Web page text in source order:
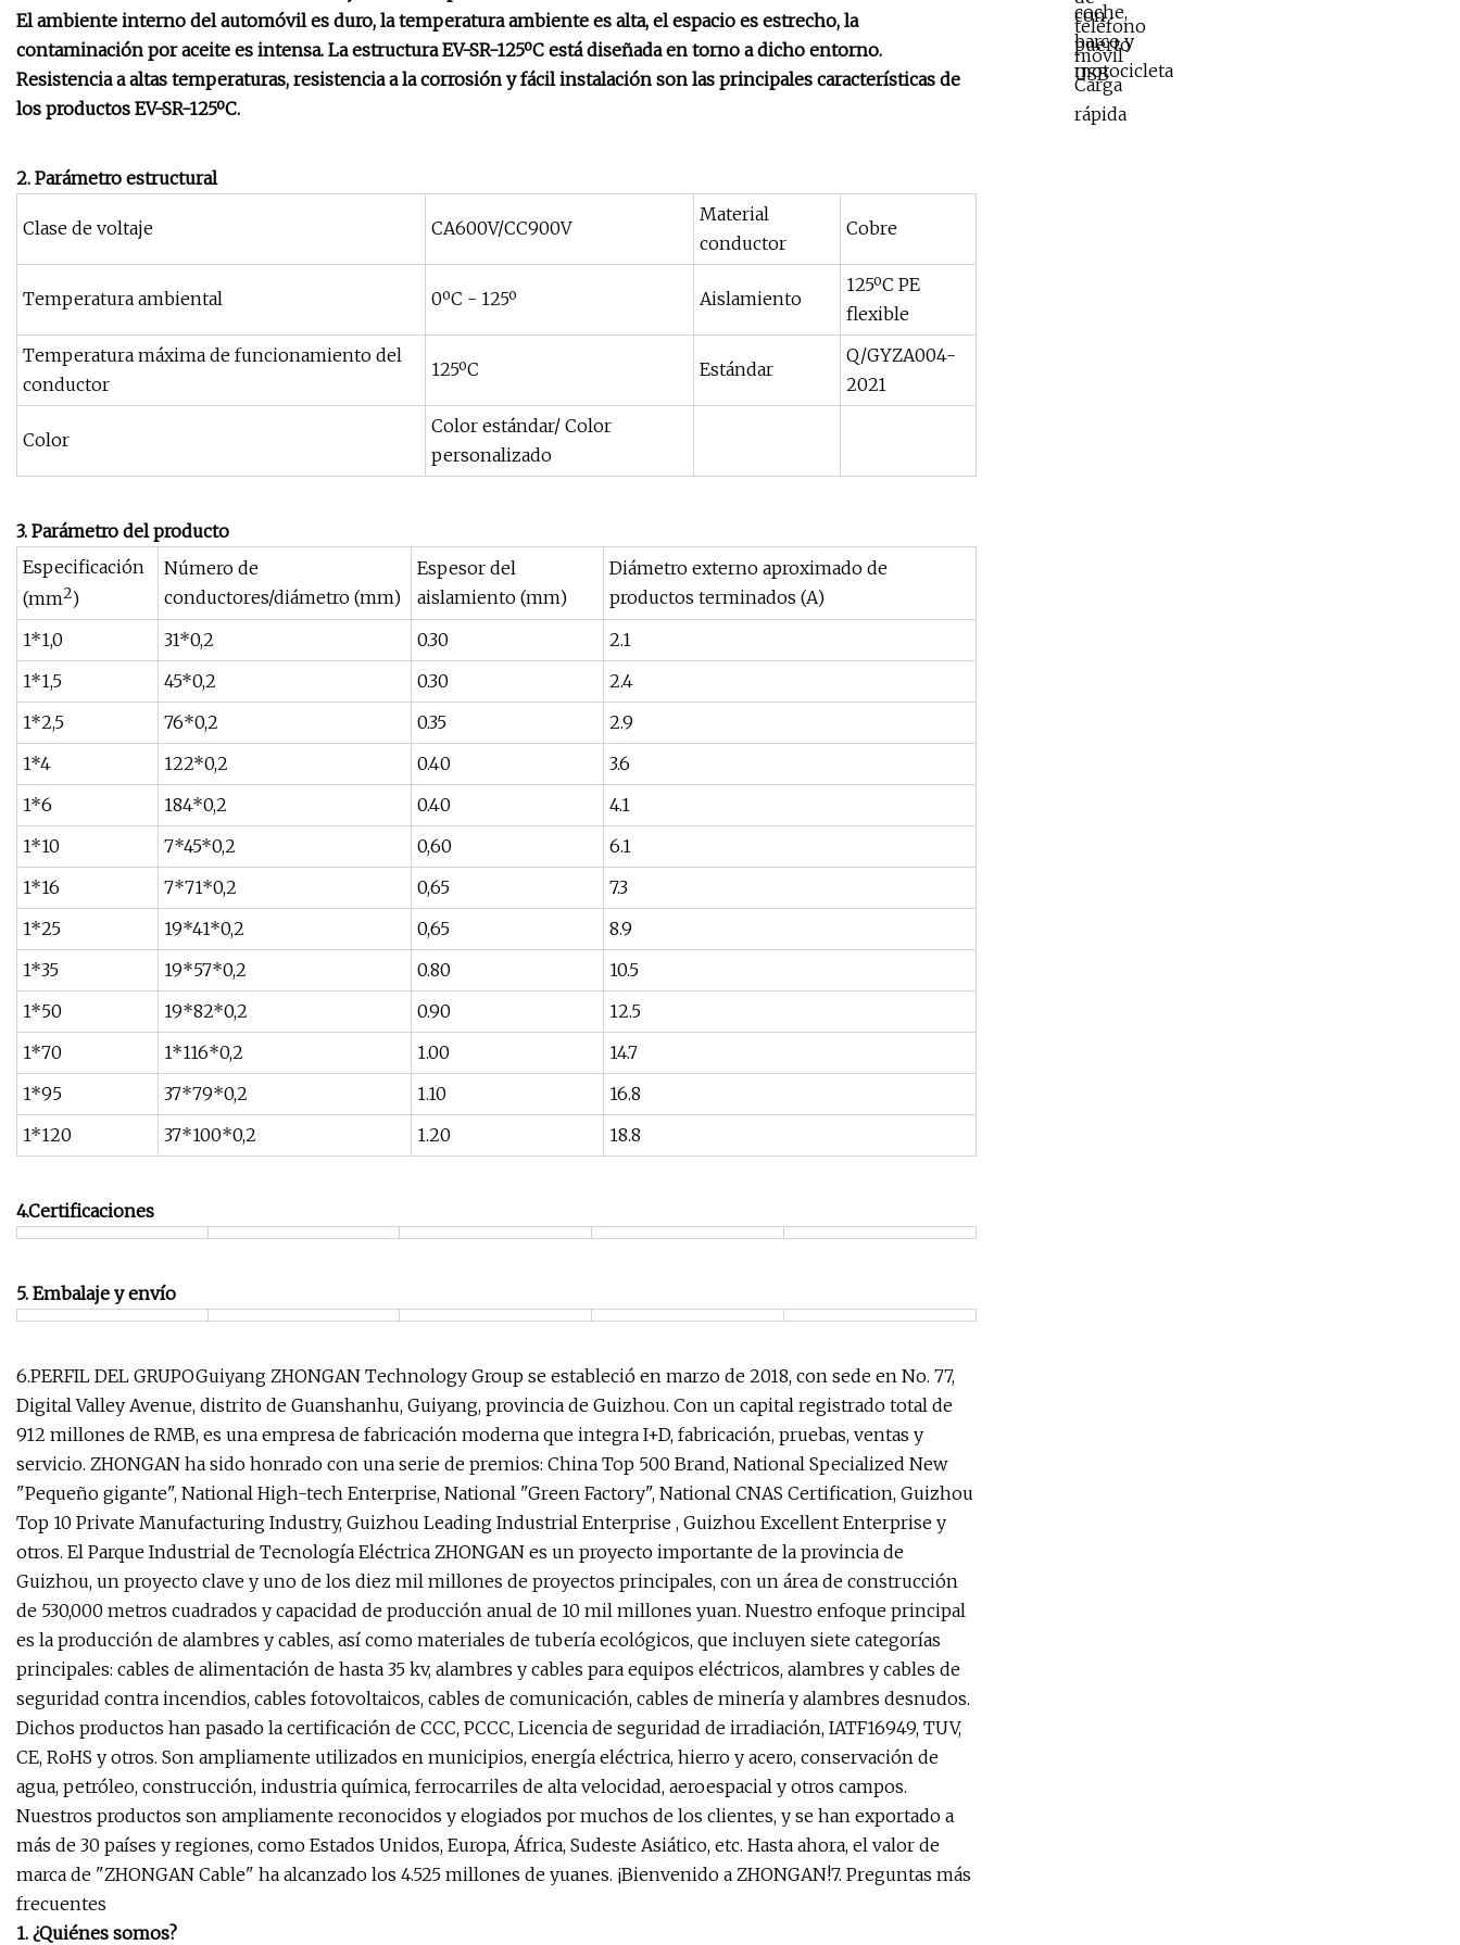
El ambiente interno del automóvil es duro, la temperatura ambiente es alta, el espacio es estrecho, la
contaminación por aceite es intensa. La estructura EV-SR-125ºC está diseñada en torno a dicho entorno.
Resistencia a altas temperaturas, resistencia a la corrosión y fácil instalación son las principales características de
los productos EV-SR-125ºC.
2. Parámetro estructural
Clase de voltaje CA600V/CC900V
Material
conductor
Cobre
Temperatura ambiental 0ºC - 125º Aislamiento
125ºC PE
flexible
Temperatura máxima de funcionamiento del
conductor
125ºC Estándar
Q/GYZA004-
2021
Color
Color estándar/ Color
personalizado
3. Parámetro del producto
Especificación
(mm2)
Número de
conductores/diámetro (mm)
Espesor del
aislamiento (mm)
Diámetro externo aproximado de
productos terminados (A)
1*1,0
31*0,2 0.30
2.1
1*1,5
45*0,2 0.30
2.4
1*2,5
76*0,2 0.35
2.9
1*4
122*0,2 0.40
3.6
1*6
184*0,2 0.40
4.1
1*10
7*45*0,2 0,60
6.1
1*16
7*71*0,2 0,65
7.3
1*25
19*41*0,2 0,65
8.9
1*35
19*57*0,2 0.80
10.5
1*50
19*82*0,2 0.90
12.5
1*70
1*116*0,2 1.00
14.7
1*95
37*79*0,2 1.10
16.8
1*120
37*100*0,2 1.20 18.8
4.Certificaciones
5. Embalaje y envío
6.PERFIL DEL GRUPOGuiyang ZHONGAN Technology Group se estableció en marzo de 2018, con sede en No. 77,
Digital Valley Avenue, distrito de Guanshanhu, Guiyang, provincia de Guizhou. Con un capital registrado total de
912 millones de RMB, es una empresa de fabricación moderna que integra I+D, fabricación, pruebas, ventas y
servicio. ZHONGAN ha sido honrado con una serie de premios: China Top 500 Brand, National Specialized New
"Pequeño gigante", National High-tech Enterprise, National "Green Factory", National CNAS Certification, Guizhou
Top 10 Private Manufacturing Industry, Guizhou Leading Industrial Enterprise , Guizhou Excellent Enterprise y
otros. El Parque Industrial de Tecnología Eléctrica ZHONGAN es un proyecto importante de la provincia de
Guizhou, un proyecto clave y uno de los diez mil millones de proyectos principales, con un área de construcción
de 530,000 metros cuadrados y capacidad de producción anual de 10 mil millones yuan. Nuestro enfoque principal
es la producción de alambres y cables, así como materiales de tubería ecológicos, que incluyen siete categorías
principales: cables de alimentación de hasta 35 kv, alambres y cables para equipos eléctricos, alambres y cables de
seguridad contra incendios, cables fotovoltaicos, cables de comunicación, cables de minería y alambres desnudos.
Dichos productos han pasado la certificación de CCC, PCCC, Licencia de seguridad de irradiación, IATF16949, TUV,
CE, RoHS y otros. Son ampliamente utilizados en municipios, energía eléctrica, hierro y acero, conservación de
agua, petróleo, construcción, industria química, ferrocarriles de alta velocidad, aeroespacial y otros campos.
Nuestros productos son ampliamente reconocidos y elogiados por muchos de los clientes, y se han exportado a
más de 30 países y regiones, como Estados Unidos, Europa, África, Sudeste Asiático, etc. Hasta ahora, el valor de
marca de "ZHONGAN Cable" ha alcanzado los 4.525 millones de yuanes. ¡Bienvenido a ZHONGAN!7. Preguntas más
frecuentes
1. ¿Quiénes somos?